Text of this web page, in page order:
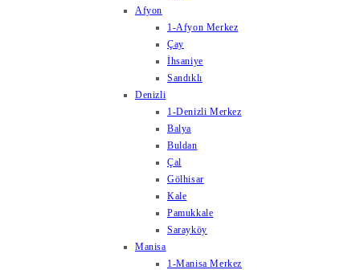
Afyon
1-Afyon Merkez
Çay
İhsaniye
Sandıklı
Denizli
1-Denizli Merkez
Balya
Buldan
Çal
Gölhisar
Kale
Pamukkale
Sarayköy
Manisa
1-Manisa Merkez